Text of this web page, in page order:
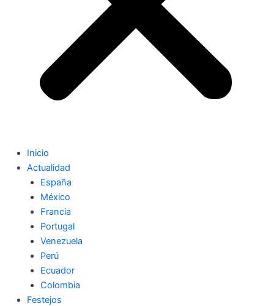
Inicio
Actualidad
España
México
Francia
Portugal
Venezuela
Perú
Ecuador
Colombia
Festejos